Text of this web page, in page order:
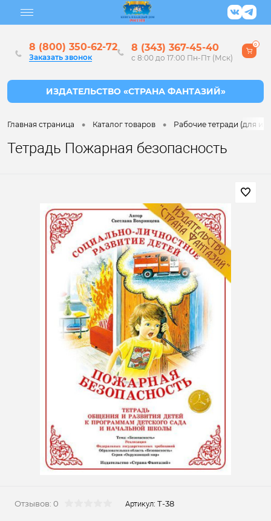
8 (800) 350-62-72
Заказать звонок
8 (343) 367-45-40
с 8:00 до 17:00 Пн-Пт (Мск)
0
Главная страница • Каталог товаров • Рабочие тетради (для
Тетрадь Пожарная безопасность
Отзывов: 0 Артикул: Т-38